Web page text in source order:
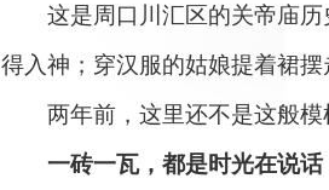
这是周口川汇区的关帝庙历
得入神；穿汉服的姑娘提着裙
两年前，这里还不是这般模
一砖一瓦，都是时光在说话